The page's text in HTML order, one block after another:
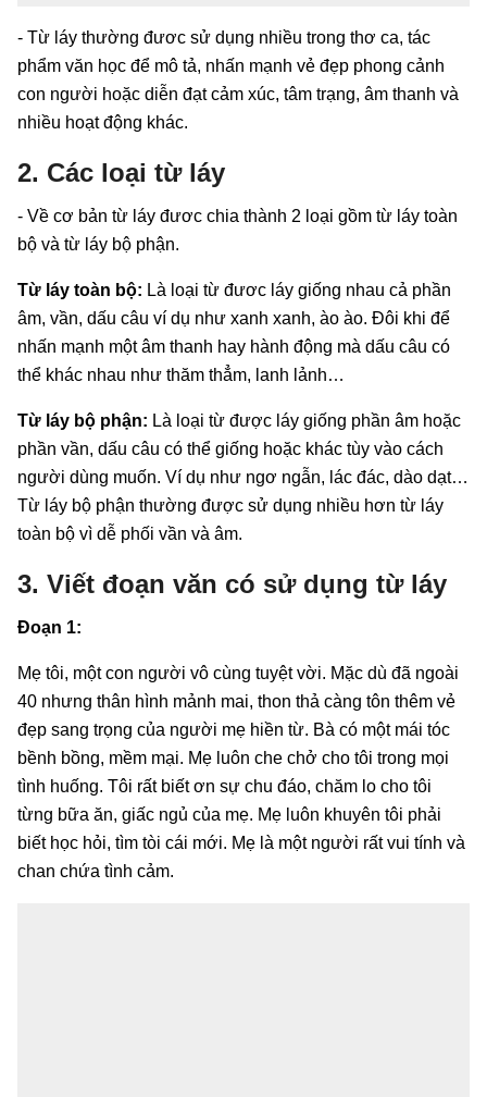
- Từ láy thường đươc sử dụng nhiều trong thơ ca, tác
phẩm văn học để mô tả, nhấn mạnh vẻ đẹp phong cảnh
con người hoặc diễn đạt cảm xúc, tâm trạng, âm thanh và
nhiều hoạt động khác.
2. Các loại từ láy
- Về cơ bản từ láy đươc chia thành 2 loại gồm từ láy toàn
bộ và từ láy bộ phận.
Từ láy toàn bộ: Là loại từ đươc láy giống nhau cả phần
âm, vần, dấu câu ví dụ như xanh xanh, ào ào. Đôi khi để
nhấn mạnh một âm thanh hay hành động mà dấu câu có
thể khác nhau như thăm thẳm, lanh lảnh…
Từ láy bộ phận: Là loại từ được láy giống phần âm hoặc
phần vần, dấu câu có thể giống hoặc khác tùy vào cách
người dùng muốn. Ví dụ như ngơ ngẫn, lác đác, dào dạt…
Từ láy bộ phận thường được sử dụng nhiều hơn từ láy
toàn bộ vì dễ phối vần và âm.
3. Viết đoạn văn có sử dụng từ láy
Đoạn 1:
Mẹ tôi, một con người vô cùng tuyệt vời. Mặc dù đã ngoài
40 nhưng thân hình mảnh mai, thon thả càng tôn thêm vẻ
đẹp sang trọng của người mẹ hiền từ. Bà có một mái tóc
bềnh bồng, mềm mại. Mẹ luôn che chở cho tôi trong mọi
tình huống. Tôi rất biết ơn sự chu đáo, chăm lo cho tôi
từng bữa ăn, giấc ngủ của mẹ. Mẹ luôn khuyên tôi phải
biết học hỏi, tìm tòi cái mới. Mẹ là một người rất vui tính và
chan chứa tình cảm.